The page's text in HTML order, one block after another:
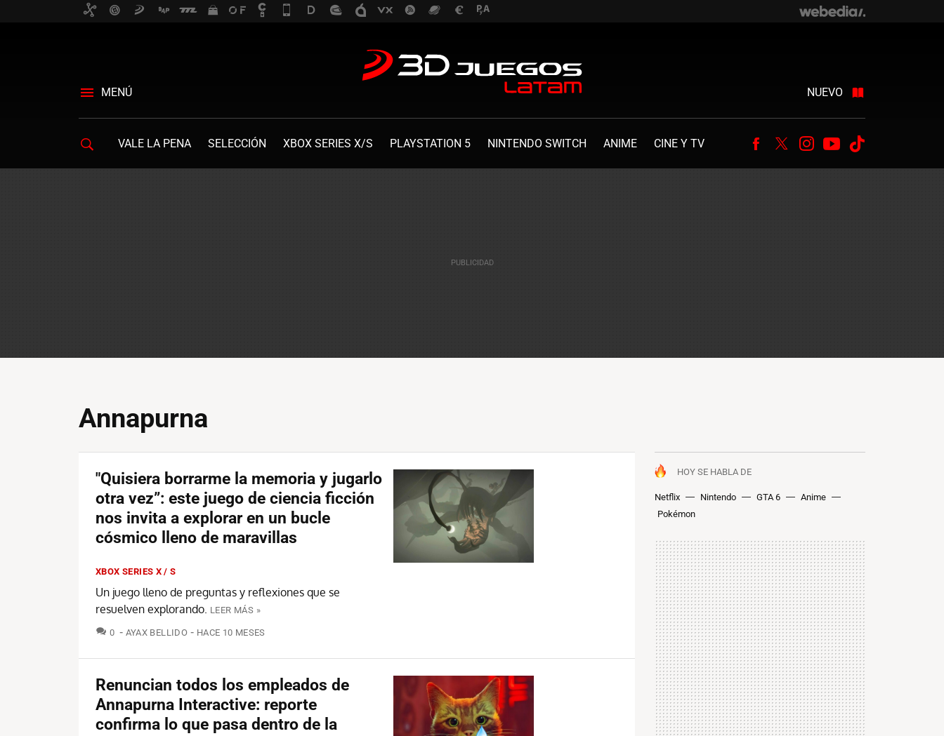
MENÚ NUEVO
VALE LA PENA SELECCIÓN XBOX SERIES X/S PLAYSTATION 5 NINTENDO SWITCH ANIME CINE Y TV Facebook
TwitterInstagram
Youtube
Annapurna
HOY SE HABLA DE
Netflix Nintendo GTA 6
Anime
Pokémon
"Quisiera borrarme la memoria y jugarlo
otra vez”: este juego de ciencia ficción
nos invita a explorar en un bucle
cósmico lleno de maravillas
XBOX SERIES X / S
Un juego lleno de preguntas y reflexiones que se
resuelven explorando. LEER MÁS »
0 COMENTARIOS
AYAX BELLIDO HACE 10 MESES
Renuncian todos los empleados de
Annapurna Interactive: reporte
confirma lo que pasa dentro de la